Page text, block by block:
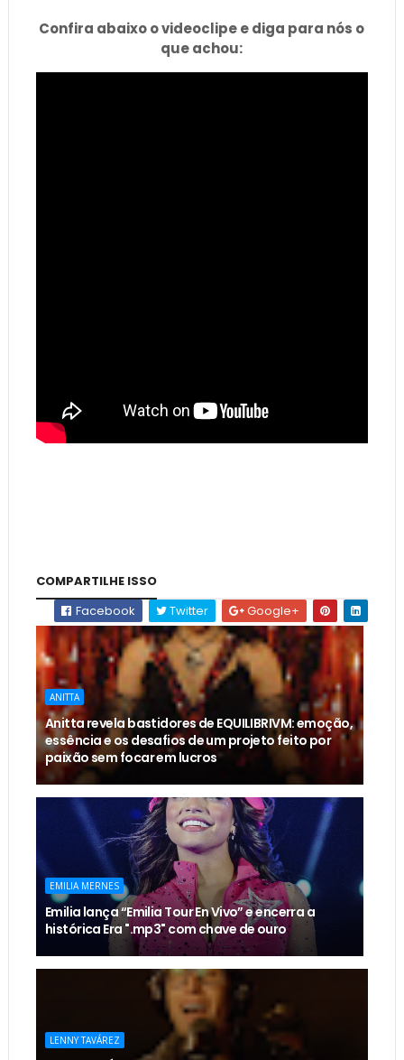
Confira abaixo o videoclipe e diga para nós o
que achou:
COMPARTILHE ISSO
Facebook
Twitter Google+
ANITTA
Anitta revela bastidores de EQUILIBRIVM: emoção,
essência e os desafios de um projeto feito por
paixão sem focar em lucros
EMILIA MERNES
Emilia lança “Emilia Tour En Vivo” e encerra a
histórica Era ".mp3" com chave de ouro
LENNY TAVÁREZ